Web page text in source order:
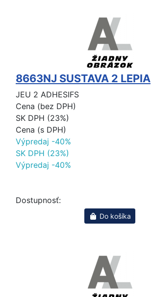
8663NJ SUSTAVA 2 LEPIA
JEU 2 ADHESIFS
Cena (bez DPH)
SK DPH (23%)
Cena (s DPH)
Výpredaj -40%
SK DPH (23%)
Výpredaj -40%
Dostupnosť:
Do košíka